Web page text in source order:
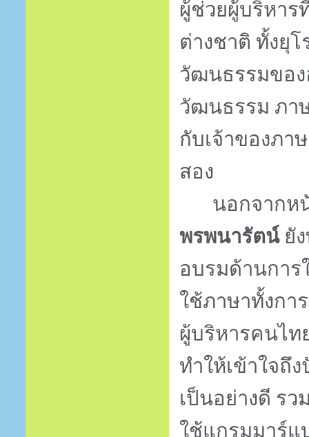
ผู้ช่วยผู้บริหาร
ต่างชาติ ทั้งยุโ
วัฒนธรรมขอ
วัฒนธรรม ภา
กับเจ้าของภา
สอง
นอกจากห
พรพนารัตน์ ยัง
อบรมด้านการ
ใช้ภาษาทั้งกา
ผู้บริหารคนไท
ทำให้เข้าใจถึ
เป็นอย่างดี รว
ใช้แกรมมาร์แ